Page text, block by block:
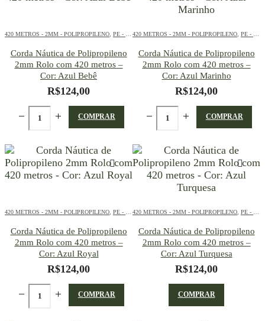
420 METROS - 2MM - POLIPROPILENO PE - 2MM - POLIPROPILENO - 420 METROS
Corda Náutica de Polipropileno
2mm Rolo com 420 metros –
Cor: Azul Bebê
R$124,00
COMPRAR
420 METROS - 2MM - POLIPROPILENO PE - 2MM - POLIPROPILENO - 420 METROS
Corda Náutica de Polipropileno
2mm Rolo com 420 metros –
Cor: Azul Marinho
R$124,00
COMPRAR
420 METROS - 2MM - POLIPROPILENO PE - 2MM - POLIPROPILENO - 420 METROS
Corda Náutica de Polipropileno
2mm Rolo com 420 metros –
Cor: Azul Royal
R$124,00
COMPRAR
420 METROS - 2MM - POLIPROPILENO PE - 2MM - POLIPROPILENO - 420 METROS
Corda Náutica de Polipropileno
2mm Rolo com 420 metros –
Cor: Azul Turquesa
R$124,00
COMPRAR